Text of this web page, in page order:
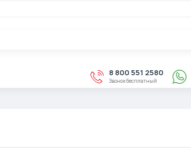
8 800 551 2580
Звонок бесплатный